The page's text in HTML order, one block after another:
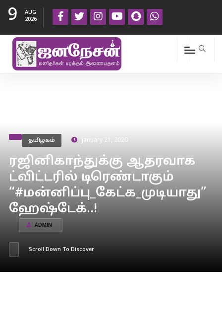
9
AUG
2026
தமிழகம் January 21, 2020
ரஜினிகாந்துக்கு ஆதரவாக
ட்விட்டரில் டிரெண்டாகும்
“#மன்னிப்பு_கேட்க_முடியாது”
ஹேஷ்டேக்..!
ADMIN
Scroll Down To Discover